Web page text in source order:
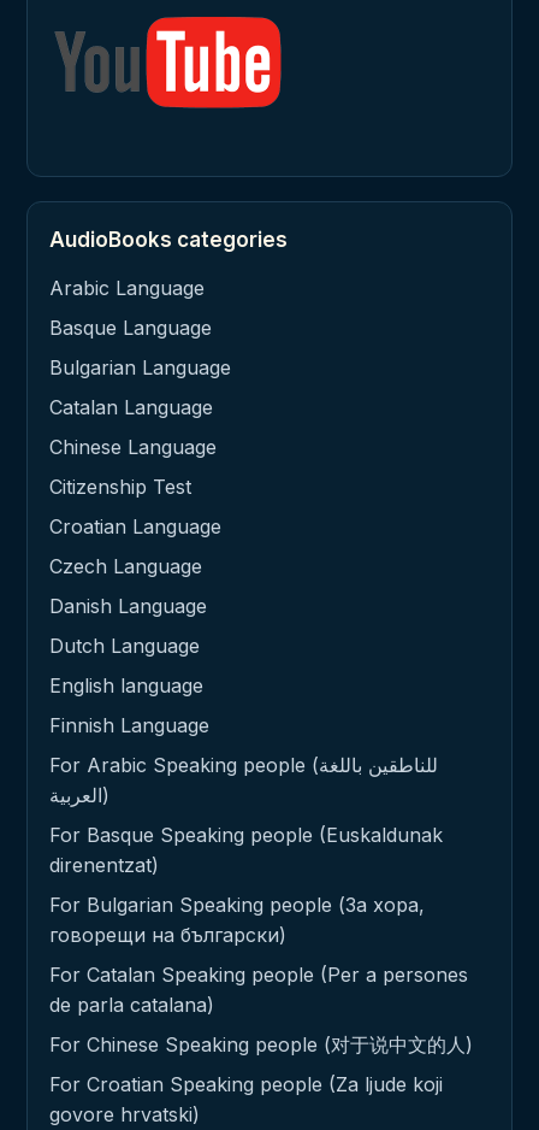
AudioBooks categories
Arabic Language
Basque Language
Bulgarian Language
Catalan Language
Chinese Language
Citizenship Test
Croatian Language
Czech Language
Danish Language
Dutch Language
English language
Finnish Language
For Arabic Speaking people (للناطقين باللغة
العربية)
For Basque Speaking people (Euskaldunak
direnentzat)
For Bulgarian Speaking people (За хора,
говорещи на български)
For Catalan Speaking people (Per a persones
de parla catalana)
For Chinese Speaking people (对于说中文的人)
For Croatian Speaking people (Za ljude koji
govore hrvatski)